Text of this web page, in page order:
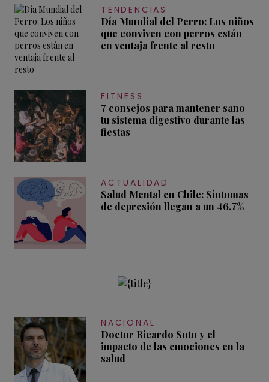
TENDENCIAS
Día Mundial del Perro: Los niños
que conviven con perros están
en ventaja frente al resto
FITNESS
7 consejos para mantener sano
tu sistema digestivo durante las
fiestas
ACTUALIDAD
Salud Mental en Chile: Síntomas
de depresión llegan a un 46,7%
NACIONAL
Doctor Ricardo Soto y el
impacto de las emociones en la
salud